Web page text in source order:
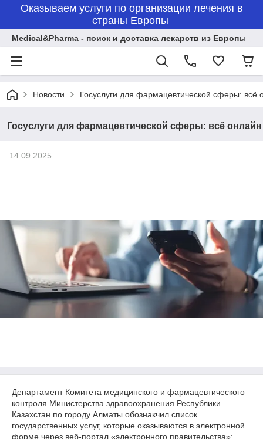
Оказываем услуги по организации лечения в
страны Европы
Medical&Pharma - поиск и доставка лекарств из Европы
Новости Госуслуги для фармацевтической сферы: всё
Госуслуги для фармацевтической сферы: всё онлайн
14.09.2025
Департамент Комитета медицинского и фармацевтического
контроля Министерства здравоохранения Республики
Казахстан по городу Алматы обознакчил список
государственных услуг, которые оказываются в электронной
форме через веб-портал «электронного правительства»: